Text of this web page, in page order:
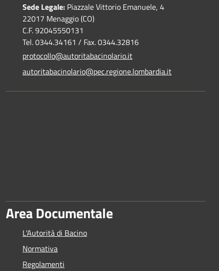
Sede Legale: Piazzale Vittorio Emanuele, 4
22017 Menaggio (CO)
C.F. 92045550131
Tel. 0344.34161 / Fax. 0344.32816
protocollo@autoritabacinolario.it
autoritabacinolario@pec.regione.lombardia.it
Area Documentale
L'Autorità di Bacino
Normativa
Regolamenti